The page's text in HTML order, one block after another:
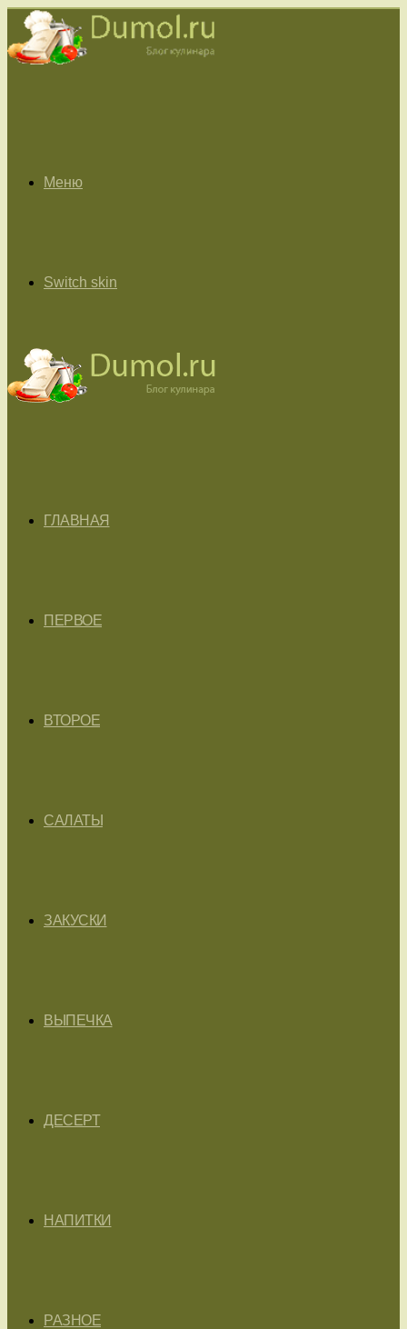
Меню
Switch skin
ГЛАВНАЯ
ПЕРВОЕ
ВТОРОЕ
САЛАТЫ
ЗАКУСКИ
ВЫПЕЧКА
ДЕСЕРТ
НАПИТКИ
РАЗНОЕ